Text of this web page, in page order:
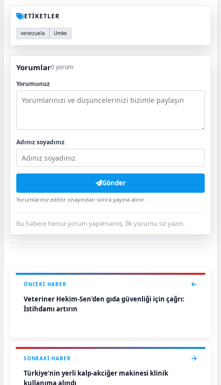
ETİKETLER
venezuela Umke
Yorumlar0 yorum
Yorumunuz
Adınız soyadınız
Gönder
Yorumlarınız editör onayından sonra yayına alınır.
Bu habere henüz yorum yapılmamış. İlk yorumu siz yazın.
ÖNCEKI HABER
Veteriner Hekim-Sen’den gıda güvenliği için çağrı:
İstihdamı artırın
SONRAKI HABER
Türkiye’nin yerli kalp-akciğer makinesi klinik
kullanıma alındı